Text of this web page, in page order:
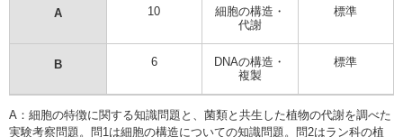
A 10
細胞の構造・
代謝
標準
B 6
DNAの構造・
複製
標準
A：細胞の特徴に関する知識問題と、菌類と共生した植物の代謝を調べた
実験考察問題。問1は細胞の構造についての知識問題。問2はラン科の植